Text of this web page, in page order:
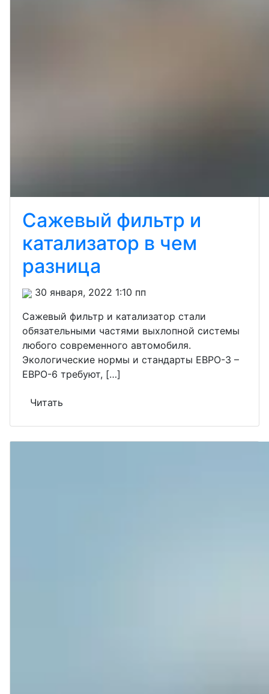
Сажевый фильтр и
катализатор в чем
разница
30 января, 2022 1:10 пп
Сажевый фильтр и катализатор стали
обязательными частями выхлопной системы
любого современного автомобиля.
Экологические нормы и стандарты ЕВРО-3 –
ЕВРО-6 требуют, […]
Читать